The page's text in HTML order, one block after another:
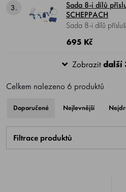
3.
Sada 8-i dílů
SCHEPPACH
Sada 8-i dílů
SCHEPPACH , s
695 Kč
Zobrazitdalší
Celkem nalezeno 6 produktů
Doporučené Nejlevnější
Filtrace produktů